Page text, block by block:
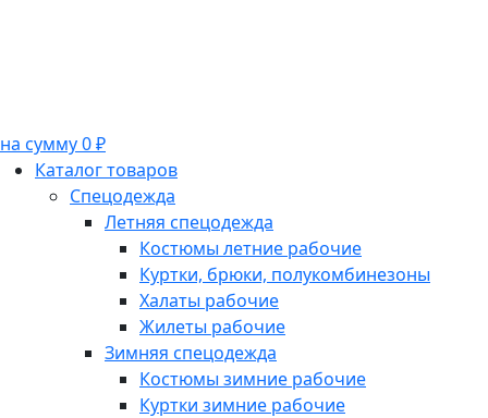
на сумму 0 ₽
Каталог товаров
Спецодежда
Летняя спецодежда
Костюмы летние рабочие
Куртки, брюки, полукомбинезоны
Халаты рабочие
Жилеты рабочие
Зимняя спецодежда
Костюмы зимние рабочие
Куртки зимние рабочие